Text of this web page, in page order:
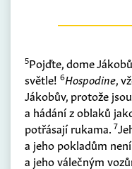
5Pojďte, dome
světle! 6Hospodine,
Jákobův, protože
a hádání z oblaků
potřásají rukama. 7
a jeho pokladům
a jeho válečným